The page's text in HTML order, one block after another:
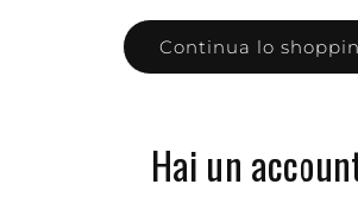
Continua lo
Hai un